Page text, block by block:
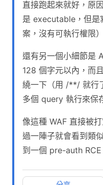
直接跑起來就好，原
是 executable，但是
案，沒有可執行權限）
還有另一個小細節是
128 個字元以內，而
繞一下（用 /**/ 就行
多個 query 執行來保
像這種 WAF 直接被
過一陣子就會看到類
到一個 pre-auth